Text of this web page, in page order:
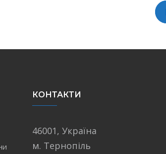
КОНТАКТИ
46001, Україна
м. Тернопіль